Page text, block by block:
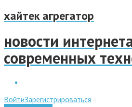
хайтек агрегатор
новости
современных
ВойтиЗарегистрироваться